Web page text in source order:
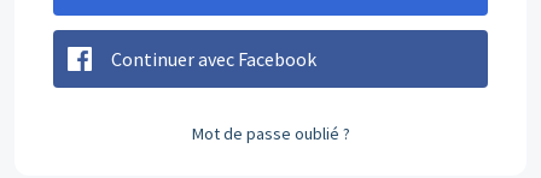
Continuer avec Facebook
Mot de passe oublié ?